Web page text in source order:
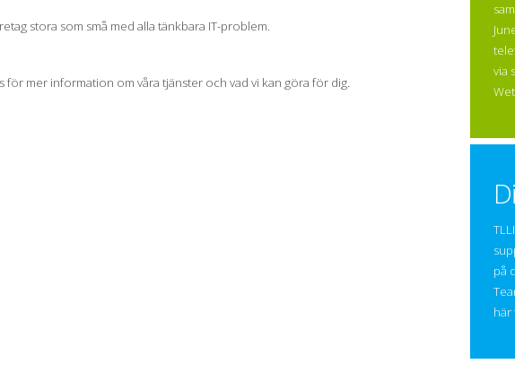
stora som små med alla tänkbara IT-problem.
för mer information om våra tjänster och vad vi kan göra för dig.
via
på
här